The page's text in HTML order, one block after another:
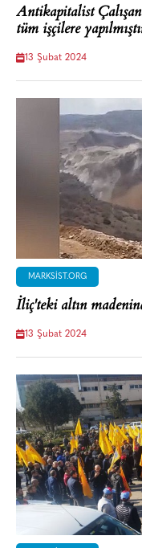
Antikapitalist
tüm işçilere
13 Şubat 2024
MARKSIST.ORG
İliç'teki altın
13 Şubat 2024